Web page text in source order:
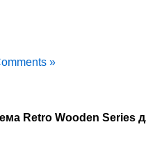
»
Retro Wooden Series